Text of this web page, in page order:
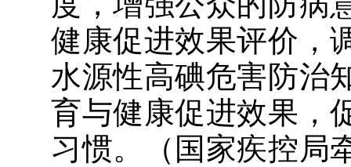
健康促进效果评价，
水源性高碘危害防治
育与健康促进效果，
习惯。
（ 国家疾控局